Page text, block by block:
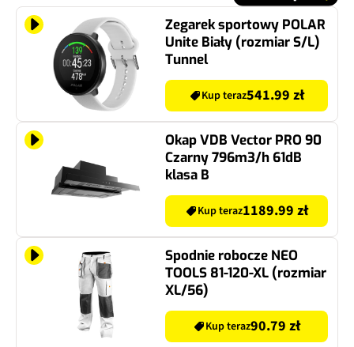
Zegarek sportowy POLAR
Unite Biały (rozmiar S/L)
Tunnel
Kup teraz541.99 zł
Okap VDB Vector PRO 90
Czarny 796m3/h 61dB
klasa B
Kup teraz1189.99 zł
Spodnie robocze NEO
TOOLS 81-120-XL (rozmiar
XL/56)
Kup teraz90.79 zł